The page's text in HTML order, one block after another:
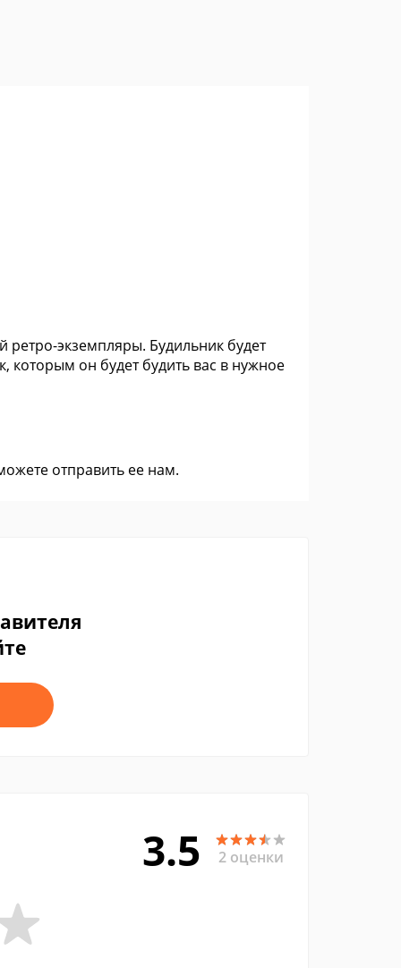
экземпляры. Будильник будет
которым он будет будить вас в нужное
отправить ее нам.
3.5 2 оценки